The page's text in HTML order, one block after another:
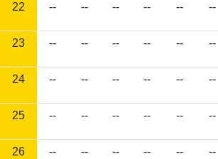
22 -- -- -- -- -- --
23 -- -- -- -- -- --
24 -- -- -- -- -- --
25 -- -- -- -- -- --
26 -- -- -- -- -- --